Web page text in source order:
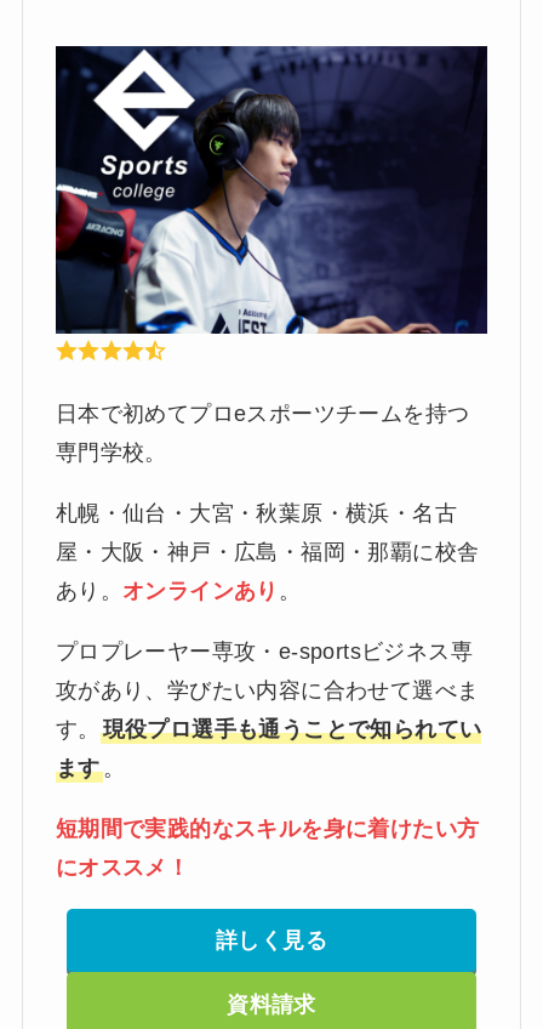
日本で初めてプロeスポーツチームを持つ
専門学校。
札幌・仙台・大宮・秋葉原・横浜・名古
屋・大阪・神戸・広島・福岡・那覇に校舎
あり。 オンラインあり 。
プロプレーヤー専攻・e-sportsビジネス専
攻があり、学びたい内容に合わせて選べま
す。 現役プロ選手も通うことで知られてい
ます。
短期間で実践的なスキルを身に着けたい方
にオススメ！
詳しく見る
資料請求